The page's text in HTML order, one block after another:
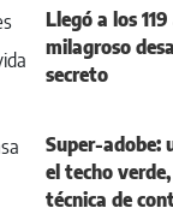
Llegó a los
milagroso
secreto
Super-adobe:
el techo
técnica de